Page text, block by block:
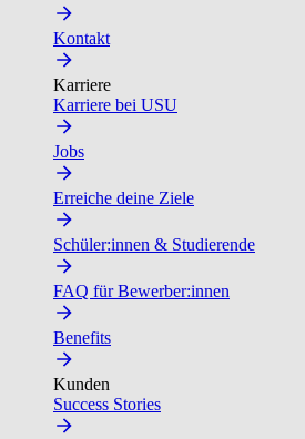
Kontakt
Karriere
Karriere bei USU
Jobs
Erreiche deine Ziele
Schüler:innen & Studierende
FAQ für Bewerber:innen
Benefits
Kunden
Success Stories